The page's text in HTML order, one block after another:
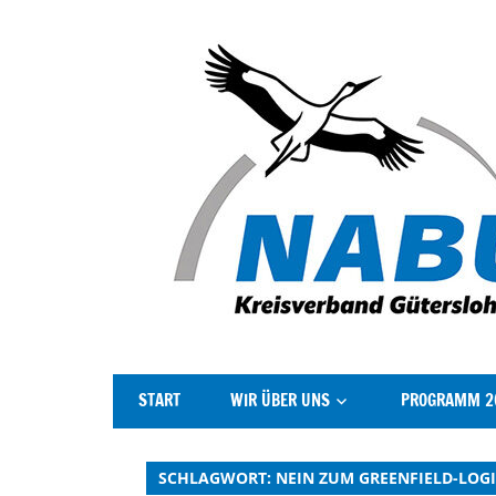
Kreisverband
NABU
Gütersloh
stellt
START WIR ÜBER UNS PROGRAMM
SCHLAGWORT: NEIN ZUM GREENFIELD-